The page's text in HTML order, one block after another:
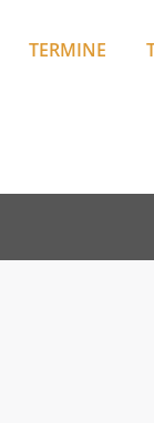
TERMINE